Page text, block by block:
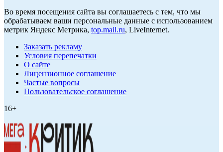
Во время посещения сайта вы соглашаетесь с тем, что мы
обрабатываем ваши персональные данные с использованием
метрик Яндекс Метрика, top.mail.ru, LiveInternet.
Заказать рекламу
Условия перепечатки
О сайте
Лицензионное соглашение
Частые вопросы
Пользовательское соглашение
16+